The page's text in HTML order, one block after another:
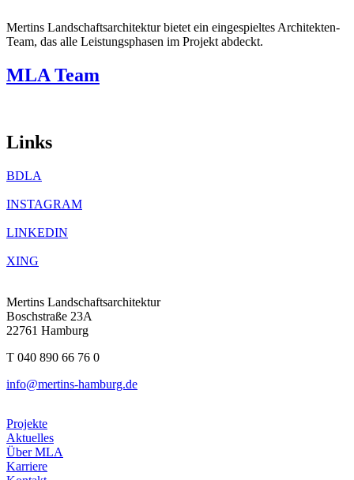
Mertins Landschaftsarchitektur bietet ein eingespieltes Architekten-
Team, das alle Leistungsphasen im Projekt abdeckt.
MLA Team
Links
BDLA
INSTAGRAM
LINKEDIN
XING
Mertins Landschaftsarchitektur
Boschstraße 23A
22761 Hamburg
T 040 890 66 76 0
info@mertins-hamburg.de
Projekte
Aktuelles
Über MLA
Karriere